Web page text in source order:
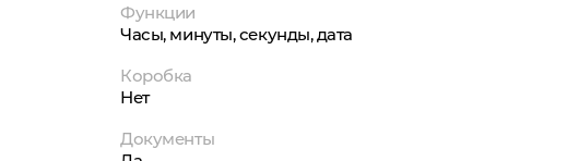
Функции
Часы, минуты, секунды, дата
Коробка
Нет
Документы